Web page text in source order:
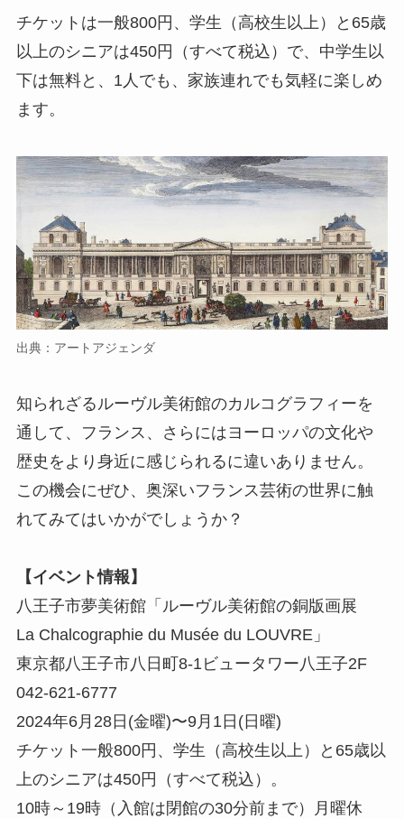
チケットは一般800円、学生（高校生以上）と65歳
以上のシニアは450円（すべて税込）で、中学生以
下は無料と、1人でも、家族連れでも気軽に楽しめ
ます。
出典：アートアジェンダ
知られざるルーヴル美術館のカルコグラフィーを
通して、フランス、さらにはヨーロッパの文化や
歴史をより身近に感じられるに違いありません。
この機会にぜひ、奥深いフランス芸術の世界に触
れてみてはいかがでしょうか？
【イベント情報】
八王子市夢美術館「ルーヴル美術館の銅版画展
La Chalcographie du Musée du LOUVRE」
東京都八王子市八日町8-1ビュータワー八王子2F
042-621-6777
2024年6月28日(金曜)〜9月1日(日曜)
チケット一般800円、学生（高校生以上）と65歳以
上のシニアは450円（すべて税込）。
10時～19時（入館は閉館の30分前まで）月曜休